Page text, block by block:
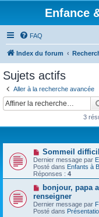
Enfance
FAQ
Index du forum
Sujets actifs
Aller à la recherche avancée
3
N
o
u
v
e
a
u
m
e
s
Sommeil
Dernier message par
Posté dans Enfants à
Réponses : 4
N
u
v
e
bonjour, papa
renseigner
Dernier message par
Posté dans